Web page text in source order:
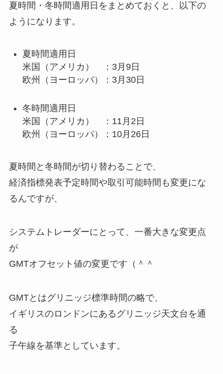
夏時間・冬時間適用日をまとめておくと、以下の
ようになります。
夏時間適用日
米国（アメリカ） ：3月9日
欧州（ヨーロッパ）：3月30日
冬時間適用日
米国（アメリカ） ：11月2日
欧州（ヨーロッパ）：10月26日
夏時間と冬時間が切り替わることで、
経済指標発表予定時間や取引可能時間も変更にな
るんですが、
システムトレーダーにとって、一番大きな変更点
が
GMTオフセット値の変更です（＾＾
GMTとはグリニッジ標準時間の略で、
イギリスのロンドンにあるグリニッジ天文台を通
る
子午線を基準としています。